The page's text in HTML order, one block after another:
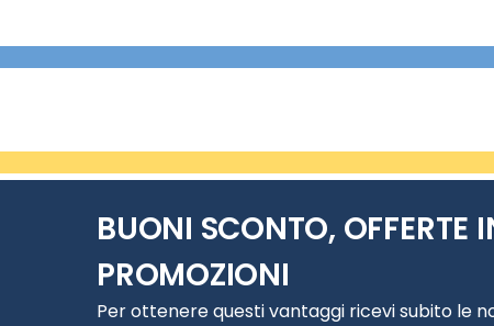
BUONI SCONTO, OFFERTE
PROMOZIONI
Per ottenere questi vantaggi ricevi subito le